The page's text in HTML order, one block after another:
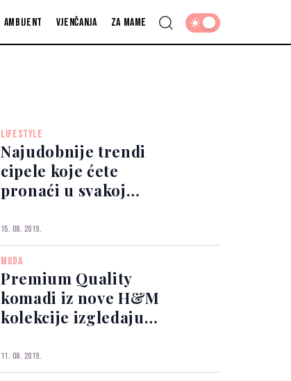
Ambijent Vjenčanja Za mame
LIFESTYLE
Najudobnije trendi
cipele koje ćete
pronaći u svakoj
15. 08. 2019.
MODA
Premium Quality
komadi iz nove H&M
kolekcije izgledaju
11. 08. 2019.